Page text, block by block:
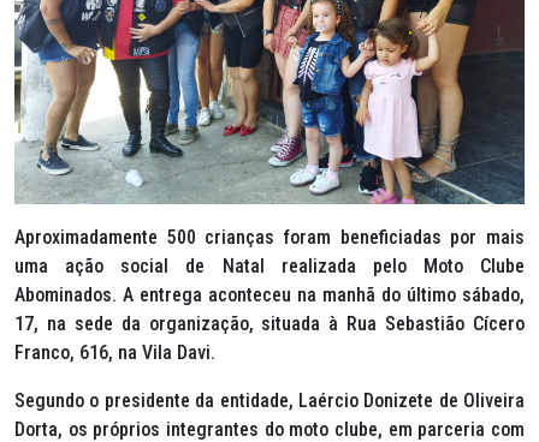
Aproximadamente 500 crianças foram beneficiadas por mais
uma ação social de Natal realizada pelo Moto Clube
Abominados. A entrega aconteceu na manhã do último sábado,
17, na sede da organização, situada à Rua Sebastião Cícero
Franco, 616, na Vila Davi.
Segundo o presidente da entidade, Laércio Donizete de Oliveira
Dorta, os próprios integrantes do moto clube, em parceria com